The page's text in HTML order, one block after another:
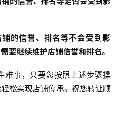
的信誉、排名等不会受到影
要继续维护店铺信誉和排名。
难事，只要您按照上述步骤操
松实现店铺传承。祝您转让顺